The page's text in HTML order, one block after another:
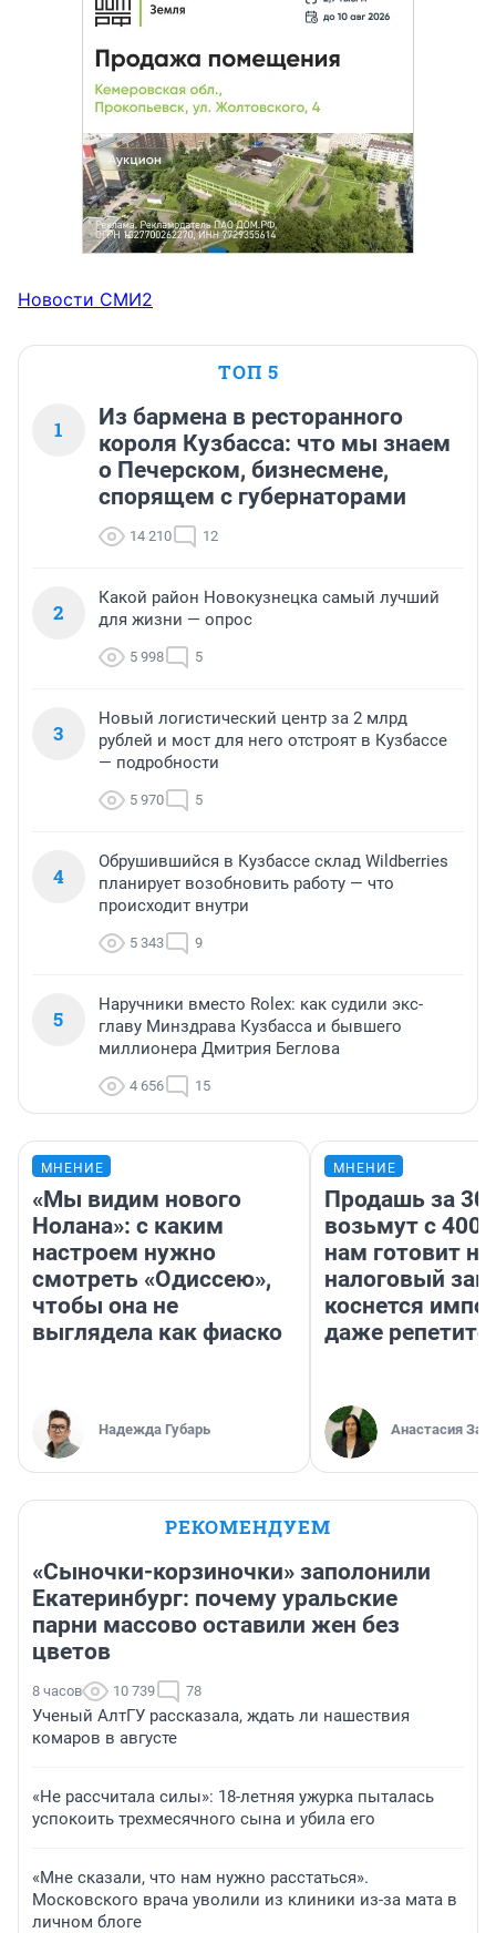
Новости СМИ2
ТОП 5
1
Из бармена в ресторанного
короля Кузбасса: что мы знаем
о Печерском, бизнесмене,
спорящем с губернаторами
14 210 12
2
Какой район Новокузнецка самый лучший
для жизни — опрос
5 998 5
3
Новый логистический центр за 2 млрд
рублей и мост для него отстроят в Кузбассе
— подробности
5 970 5
4
Обрушившийся в Кузбассе склад Wildberries
планирует возобновить работу — что
происходит внутри
5 343 9
5
Наручники вместо Rolex: как судили экс-
главу Минздрава Кузбасса и бывшего
миллионера Дмитрия Беглова
4 656 15
МНЕНИЕ
«Мы видим нового
Нолана»: с каким
настроем нужно
смотреть «Одиссею»,
чтобы она не
выглядела как фиаско
Надежда Губарь
МНЕНИЕ
Продашь за
возьмут с
нам готовит
налоговый
коснется
даже
Анастасия
РЕКОМЕНДУЕМ
«Сыночки-корзиночки» заполонили
Екатеринбург: почему уральские
парни массово оставили жен без
цветов
8 часов 10 739 78
Ученый АлтГУ рассказала, ждать ли нашествия
комаров в августе
«Не рассчитала силы»: 18-летняя ужурка пыталась
успокоить трехмесячного сына и убила его
«Мне сказали, что нам нужно расстаться».
Московского врача уволили из клиники из-за мата в
личном блоге